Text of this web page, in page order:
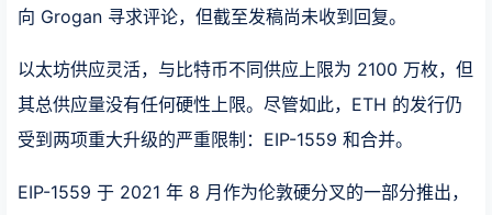
向 Grogan 寻求评论，但截至发稿尚未收到回复。
以太坊供应灵活，与比特币不同供应上限为 2100 万枚，但
其总供应量没有任何硬性上限。尽管如此，ETH 的发行仍
受到两项重大升级的严重限制：EIP-1559 和合并。
EIP-1559 于 2021 年 8 月作为伦敦硬分叉的一部分推出，